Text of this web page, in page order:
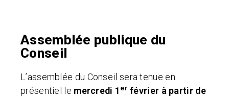
Assemblée publique du
Conseil
L’assemblée du Conseil sera tenue en
présentiel le mercredi 1 er février à partir de